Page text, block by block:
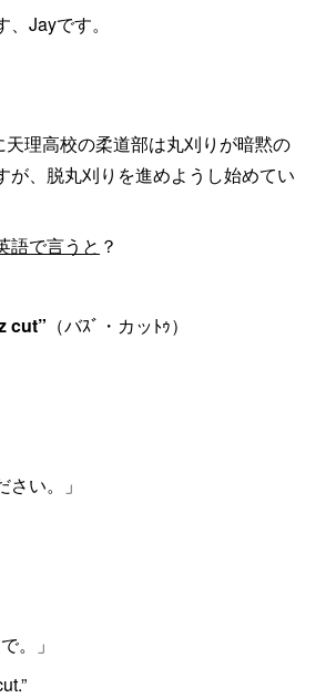
Jayです。
天理高校の柔道部は丸刈りが暗黙の
が、脱丸刈りを進めようし始めてい
語で言うと ？
cut” （バｽﾞ・カッﾄｩ）
さい。」
。」